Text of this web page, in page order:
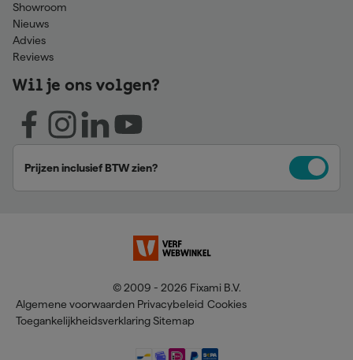
Showroom
Nieuws
Advies
Reviews
Wil je ons volgen?
Prijzen inclusief BTW zien?
© 2009 - 2026 Fixami B.V.
Algemene voorwaarden Privacybeleid Cookies
Toegankelijkheidsverklaring Sitemap